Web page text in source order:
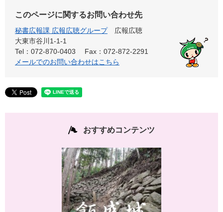
このページに関するお問い合わせ先
秘書広報課 広報広聴グループ
広報広聴
大東市谷川1-1-1
Tel：072-870-0403
Fax：072-872-2291
メールでのお問い合わせはこちら
おすすめコンテンツ